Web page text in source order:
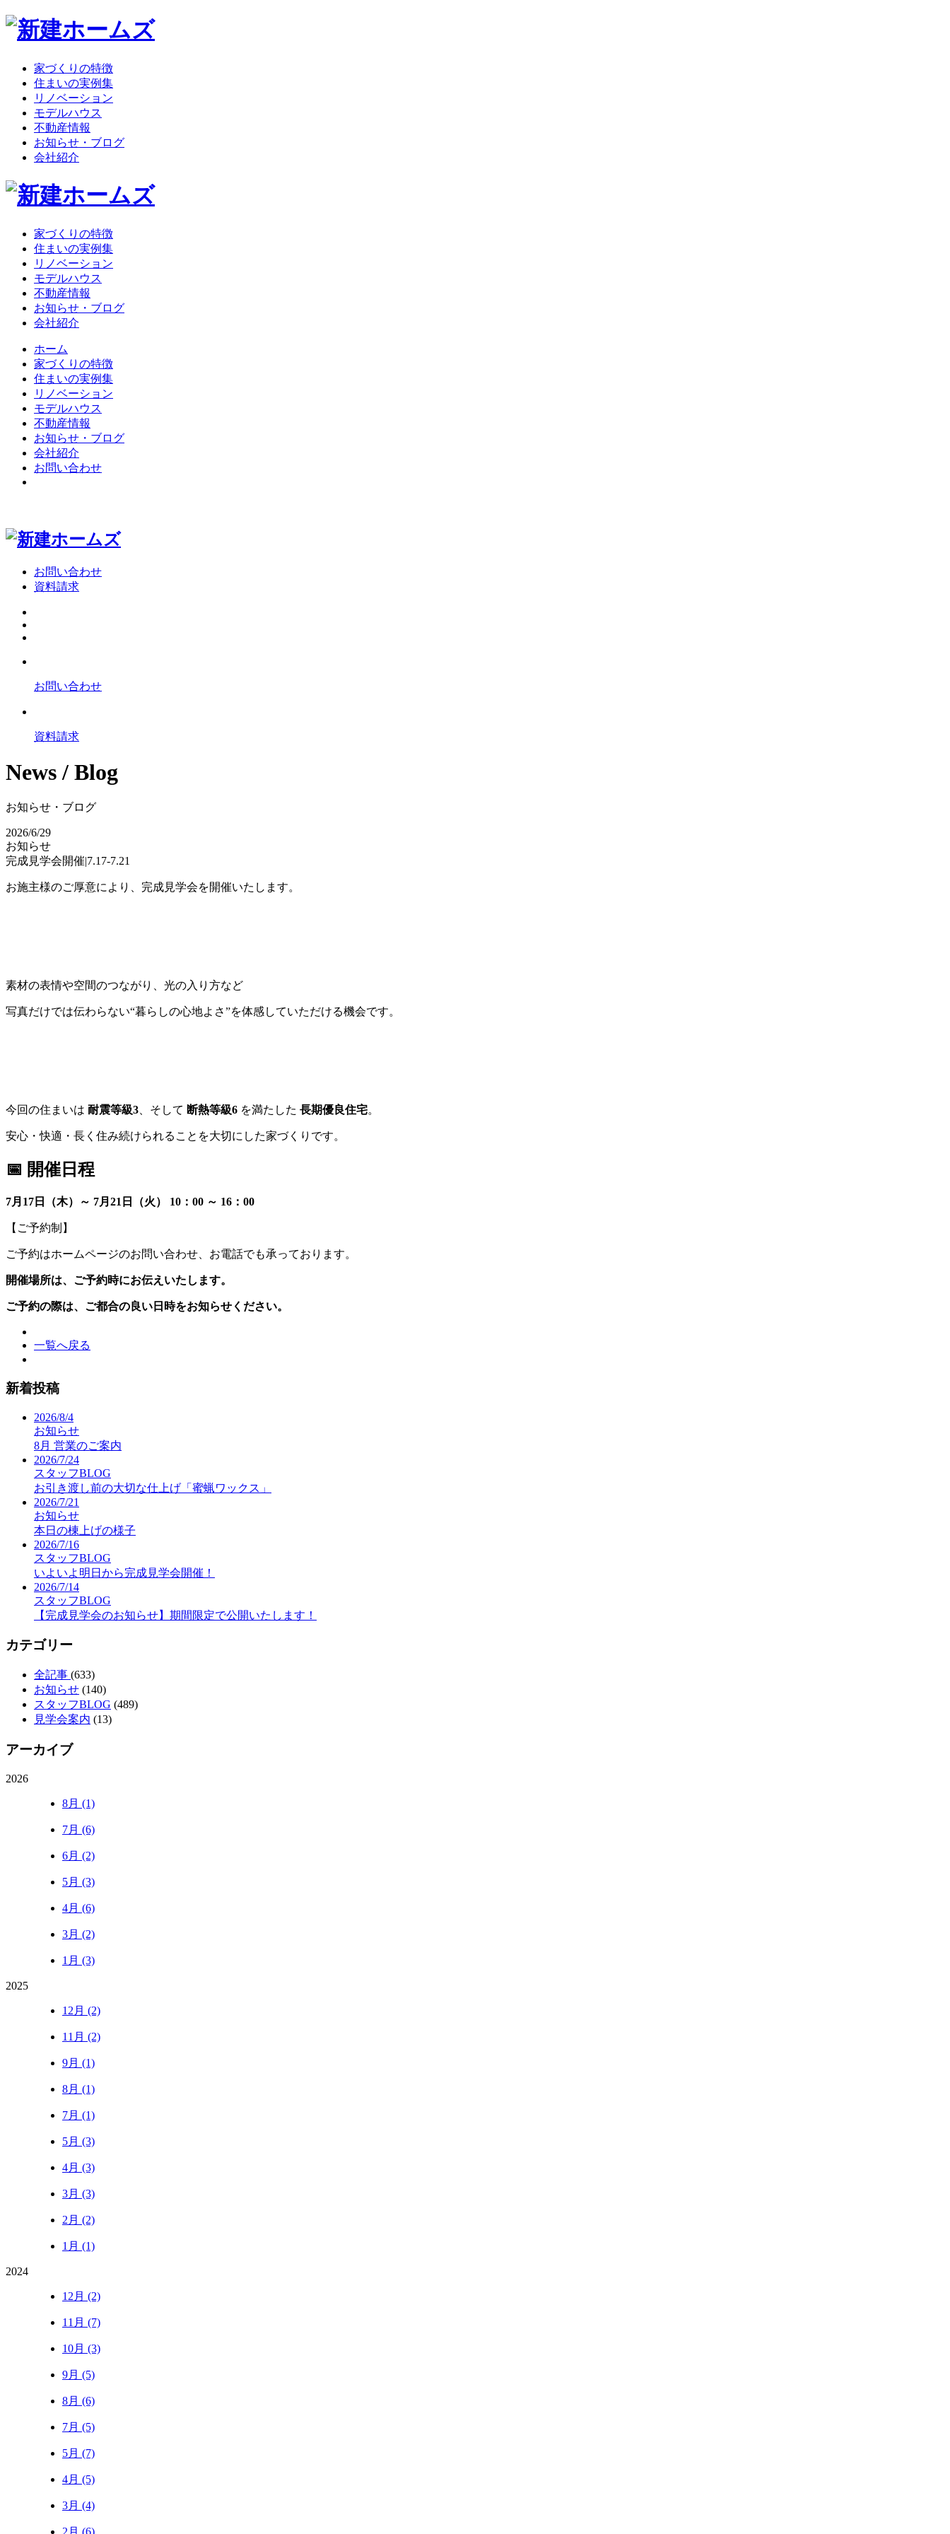
家づくりの特徴
住まいの実例集
リノベーション
モデルハウス
不動産情報
お知らせ・ブログ
会社紹介
家づくりの特徴
住まいの実例集
リノベーション
モデルハウス
不動産情報
お知らせ・ブログ
会社紹介
ホーム
家づくりの特徴
住まいの実例集
リノベーション
モデルハウス
不動産情報
お知らせ・ブログ
会社紹介
お問い合わせ
お問い合わせ
資料請求
お問い合わせ
資料請求
News / Blog
お知らせ・ブログ
2026/6/29
お知らせ
完成見学会開催|7.17-7.21
お施主様のご厚意により、完成見学会を開催いたします。
素材の表情や空間のつながり、光の入り方など
写真だけでは伝わらない“暮らしの心地よさ”を体感していただける機会です。
今回の住まいは 耐震等級3、そして 断熱等級6 を満たした 長期優良住宅。
安心・快適・長く住み続けられることを大切にした家づくりです。
📅 開催日程
7月17日（木）～ 7月21日（火） 10：00 ～ 16：00
【ご予約制】
ご予約はホームページのお問い合わせ、お電話でも承っております。
開催場所は、ご予約時にお伝えいたします。
ご予約の際は、ご都合の良い日時をお知らせください。
一覧へ戻る
新着投稿
2026/8/4
お知らせ
8月 営業のご案内
2026/7/24
スタッフBLOG
お引き渡し前の大切な仕上げ「蜜蝋ワックス」
2026/7/21
お知らせ
本日の棟上げの様子
2026/7/16
スタッフBLOG
いよいよ明日から完成見学会開催！
2026/7/14
スタッフBLOG
【完成見学会のお知らせ】期間限定で公開いたします！
カテゴリー
全記事 (633)
お知らせ (140)
スタッフBLOG (489)
見学会案内 (13)
アーカイブ
2026
8月 (1)
7月 (6)
6月 (2)
5月 (3)
4月 (6)
3月 (2)
1月 (3)
2025
12月 (2)
11月 (2)
9月 (1)
8月 (1)
7月 (1)
5月 (3)
4月 (3)
3月 (3)
2月 (2)
1月 (1)
2024
12月 (2)
11月 (7)
10月 (3)
9月 (5)
8月 (6)
7月 (5)
5月 (7)
4月 (5)
3月 (4)
2月 (6)